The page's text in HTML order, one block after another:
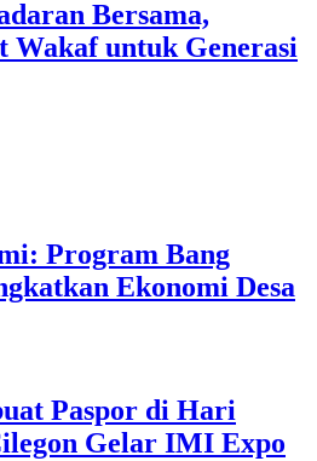
Bersama,
Wakaf untuk Generasi
Program Bang
Ekonomi Desa
Paspor di Hari
Gelar IMI Expo